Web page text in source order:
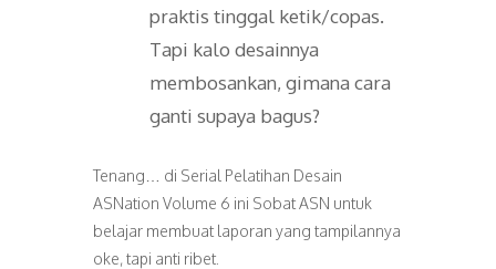
praktis tinggal ketik/copas.
Tapi kalo desainnya
membosankan, gimana cara
ganti supaya bagus?
Tenang… di Serial Pelatihan Desain
ASNation Volume 6 ini Sobat ASN untuk
belajar membuat laporan yang tampilannya
oke, tapi anti ribet.